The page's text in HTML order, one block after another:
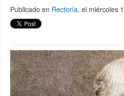
Publicado en Rectoría, el miércoles